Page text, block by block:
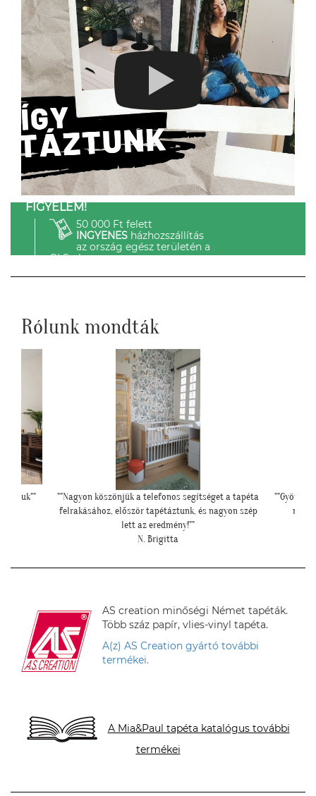
FIGYELEM!
50 000 Ft felett
INGYENESházhozszállítás
az ország egész területén a
GLS-el.
Rólunk mondták
a tapéta
""Gyönyörűek a tapéták. A szakember is boldog volt,
mivel tényleg könnyű volt feltenni, magas
minőségüknek köszönhetően!""
L. P. Katalin
AS creation minőségi Német tapéták.
Több száz papír, vlies-vinyl tapéta.
A(z) AS Creation gyártó további
termékei.
A Mia&Paul tapéta katalógus további
termékei